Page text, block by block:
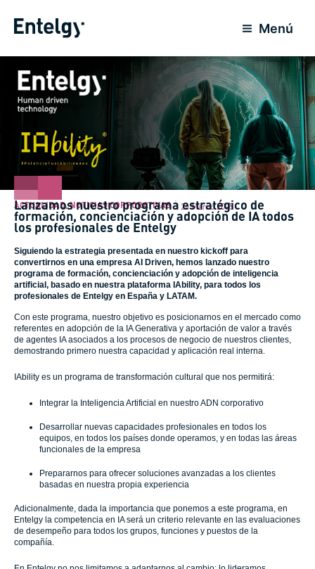
Menú
ACTUALIDAD,NOTICIAS CORPORATIVAS 26 Marzo 2025
Lanzamos nuestro programa estratégico de
formación, concienciación y adopción de IA todos
los profesionales de Entelgy
Siguiendo la estrategia presentada en nuestro kickoff para
convertirnos en una empresa AI Driven, hemos lanzado nuestro
programa de formación, concienciación y adopción de inteligencia
artificial, basado en nuestra plataforma IAbility, para todos los
profesionales de Entelgy en España y LATAM.
Con este programa, nuestro objetivo es posicionarnos en el mercado como
referentes en adopción de la IA Generativa y aportación de valor a través
de agentes IA asociados a los procesos de negocio de nuestros clientes,
demostrando primero nuestra capacidad y aplicación real interna.
IAbility es un programa de transformación cultural que nos permitirá:
Integrar la Inteligencia Artificial en nuestro ADN corporativo
Desarrollar nuevas capacidades profesionales en todos los
equipos, en todos los países donde operamos, y en todas las áreas
funcionales de la empresa
Prepararnos para ofrecer soluciones avanzadas a los clientes
basadas en nuestra propia experiencia
Adicionalmente, dada la importancia que ponemos a este programa, en
Entelgy la competencia en IA será un criterio relevante en las evaluaciones
de desempeño para todos los grupos, funciones y puestos de la
compañía.